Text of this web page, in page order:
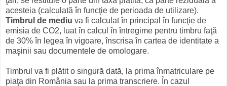
acesteia (calculată în funcţie de perioada de utilizare).
Timbrul de mediu va fi calculat în principal în funcţie de
emisia de CO2, luat în calcul în întregime pentru timbru faţă
de 30% în legea în vigoare, înscrisa în cartea de identitate a
maşinii sau documentele de omologare.
Timbrul va fi plătit o singură dată, la prima înmatriculare pe
piaţa din România sau la prima transcriere. În cazul